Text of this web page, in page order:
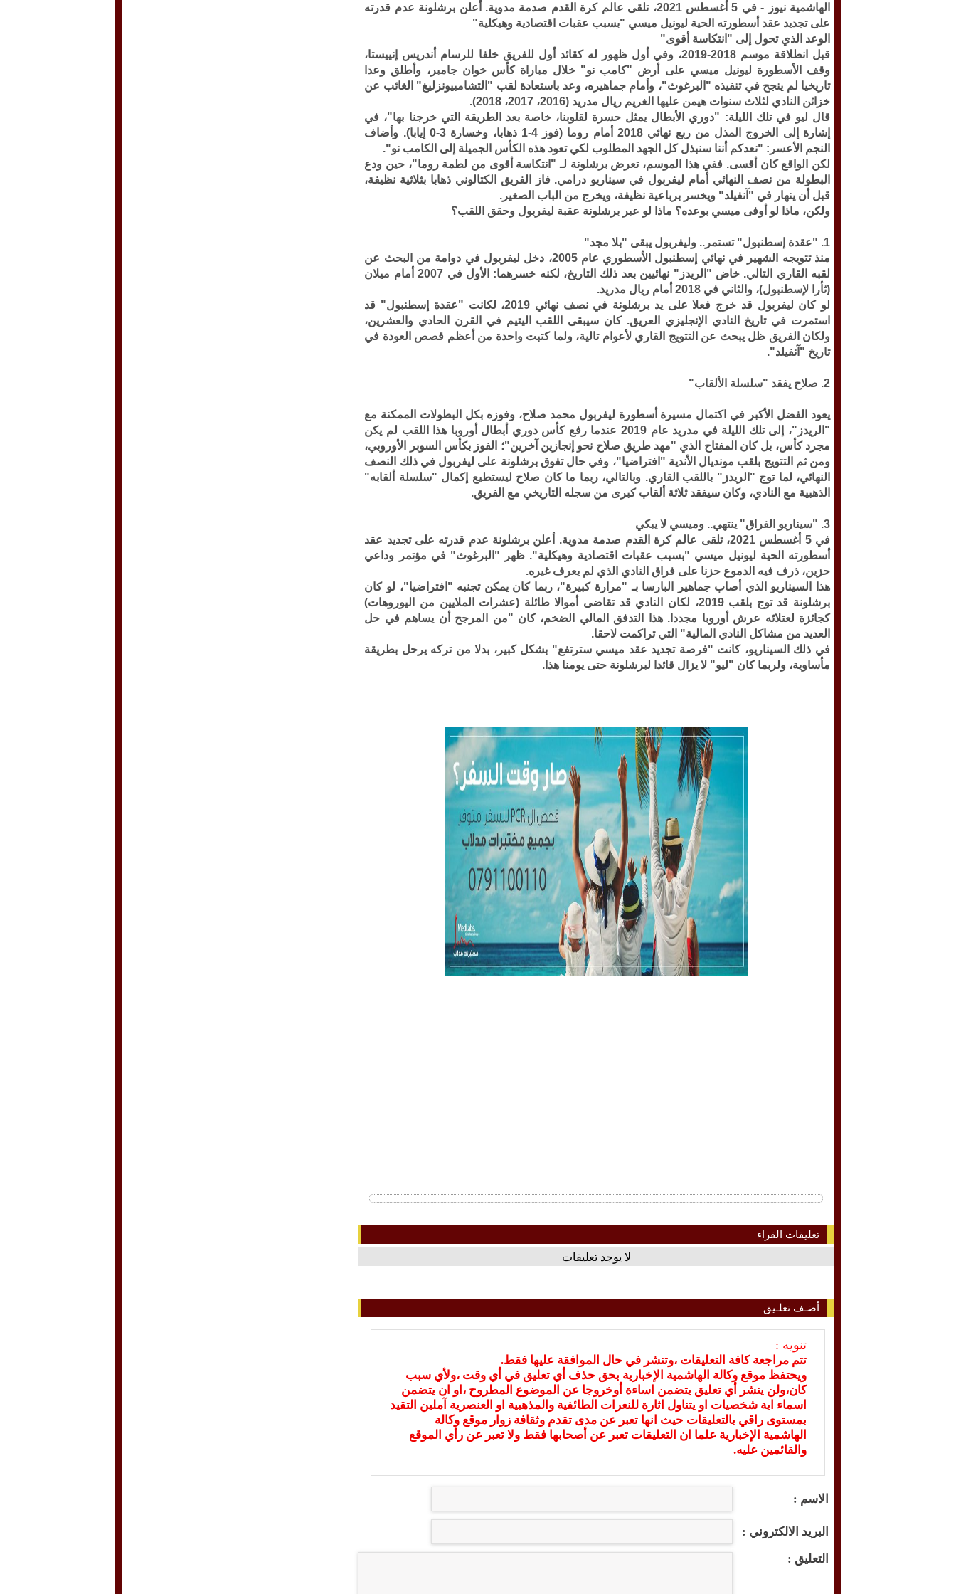
الهاشمية نيوز -
في 5 أغسطس 2021، تلقى عالم كرة القدم صدمة مدوية. أعلن برشلونة عدم قدرته
على تجديد عقد أسطورته الحية ليونيل ميسي "بسبب عقبات اقتصادية وهيكلية"
الوعد الذي تحول إلى "انتكاسة أقوى"
قبل انطلاقة موسم 2018-2019، وفي أول ظهور له كقائد أول للفريق خلفا للرسام أندريس إنييستا،
وقف الأسطورة ليونيل ميسي على أرض "كامب نو" خلال مباراة كأس خوان جامبر، وأطلق وعدا
تاريخيا لم ينجح في تنفيذه "البرغوث"، وأمام جماهيره، وعد باستعادة لقب "التشامبيونزليغ" الغائب عن
خزائن النادي لثلاث سنوات هيمن عليها الغريم ريال مدريد (2016، 2017، 2018).
قال ليو في تلك الليلة: "دوري الأبطال يمثل حسرة لقلوبنا، خاصة بعد الطريقة التي خرجنا بها"، في
إشارة إلى الخروج المذل من ربع نهائي 2018 أمام روما (فوز 4-1 ذهابا، وخسارة 3-0 إيابا). وأضاف
النجم الأعسر: "نعدكم أننا سنبذل كل الجهد المطلوب لكي تعود هذه الكأس الجميلة إلى الكامب نو".
لكن الواقع كان أقسى. ففي هذا الموسم، تعرض برشلونة لـ "انتكاسة أقوى من لطمة روما"، حين ودع
البطولة من نصف النهائي أمام ليفربول في سيناريو درامي. فاز الفريق الكتالوني ذهابا بثلاثية نظيفة،
قبل أن ينهار في "آنفيلد" ويخسر برباعية نظيفة، ويخرج من الباب الصغير.
ولكن، ماذا لو أوفى ميسي بوعده؟ ماذا لو عبر برشلونة عقبة ليفربول وحقق اللقب؟
1. "عقدة إسطنبول" تستمر.. وليفربول يبقى "بلا مجد"
منذ تتويجه الشهير في نهائي إسطنبول الأسطوري عام 2005، دخل ليفربول في دوامة من البحث عن
لقبه القاري التالي. خاض "الريدز" نهائيين بعد ذلك التاريخ، لكنه خسرهما: الأول في 2007 أمام ميلان
(ثأرا لإسطنبول)، والثاني في 2018 أمام ريال مدريد.
لو كان ليفربول قد خرج فعلا على يد برشلونة في نصف نهائي 2019، لكانت "عقدة إسطنبول" قد
استمرت في تاريخ النادي الإنجليزي العريق. كان سيبقى اللقب اليتيم في القرن الحادي والعشرين،
ولكان الفريق ظل يبحث عن التتويج القاري لأعوام تالية، ولما كتبت واحدة من أعظم قصص العودة في
تاريخ "آنفيلد".
2. صلاح يفقد "سلسلة الألقاب"
يعود الفضل الأكبر في اكتمال مسيرة أسطورة ليفربول محمد صلاح، وفوزه بكل البطولات الممكنة مع
"الريدز"، إلى تلك الليلة في مدريد عام 2019 عندما رفع كأس دوري أبطال أوروبا هذا اللقب لم يكن
مجرد كأس، بل كان المفتاح الذي "مهد طريق صلاح نحو إنجازين آخرين"؛ الفوز بكأس السوبر الأوروبي،
ومن ثم التتويج بلقب مونديال الأندية "افتراضيا"، وفي حال تفوق برشلونة على ليفربول في ذلك النصف
النهائي، لما توج "الريدز" باللقب القاري. وبالتالي، ربما ما كان صلاح ليستطيع إكمال "سلسلة ألقابه"
الذهبية مع النادي، وكان سيفقد ثلاثة ألقاب كبرى من سجله التاريخي مع الفريق.
3. "سيناريو الفراق" ينتهي.. وميسي لا يبكي
في 5 أغسطس 2021، تلقى عالم كرة القدم صدمة مدوية. أعلن برشلونة عدم قدرته على تجديد عقد
أسطورته الحية ليونيل ميسي "بسبب عقبات اقتصادية وهيكلية". ظهر "البرغوث" في مؤتمر وداعي
حزين، ذرف فيه الدموع حزنا على فراق النادي الذي لم يعرف غيره.
هذا السيناريو الذي أصاب جماهير البارسا بـ "مرارة كبيرة"، ربما كان يمكن تجنبه "افتراضيا"، لو كان
برشلونة قد توج بلقب 2019، لكان النادي قد تقاضى أموالا طائلة (عشرات الملايين من اليوروهات)
كجائزة لعتلائه عرش أوروبا مجددا. هذا التدفق المالي الضخم، كان "من المرجح أن يساهم في حل
العديد من مشاكل النادي المالية" التي تراكمت لاحقا.
في ذلك السيناريو، كانت "فرصة تجديد عقد ميسي سترتفع" بشكل كبير، بدلا من تركه يرحل بطريقة
مأساوية، ولربما كان "ليو" لا يزال قائدا لبرشلونة حتى يومنا هذا.
تعليقات القراء
لا يوجد تعليقات
أضـف تعلـيق
تنويه :
تتم مراجعة كافة التعليقات ،وتنشر في حال الموافقة عليها فقط.
ويحتفظ موقع وكالة الهاشمية الإخبارية بحق حذف أي تعليق في أي وقت ،ولأي سبب
كان،ولن ينشر أي تعليق يتضمن اساءة أوخروجا عن الموضوع المطروح ،او ان يتضمن
اسماء اية شخصيات او يتناول اثارة للنعرات الطائفية والمذهبية او العنصرية آملين التقيد
بمستوى راقي بالتعليقات حيث انها تعبر عن مدى تقدم وثقافة زوار موقع وكالة
الهاشمية الإخبارية علما ان التعليقات تعبر عن أصحابها فقط ولا تعبر عن رأي الموقع
والقائمين عليه.
الاسم :
البريد الالكتروني :
التعليق :